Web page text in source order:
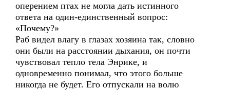
оперением птах не могла дать истинного
ответа на один-единственный вопрос:
«Почему?»
Раб видел влагу в глазах хозяина так, словно
они были на расстоянии дыхания, он почти
чувствовал тепло тела Энрике, и
одновременно понимал, что этого больше
никогда не будет. Его отпускали на волю